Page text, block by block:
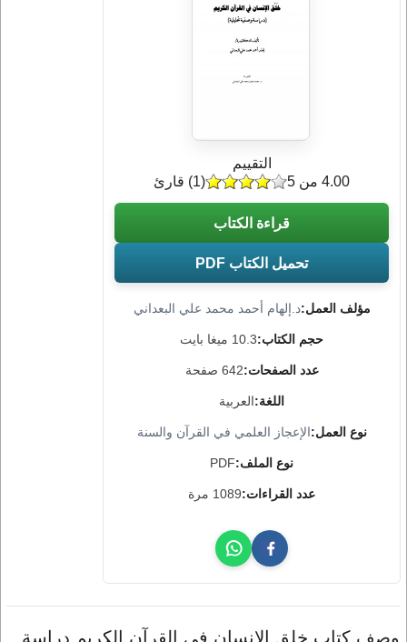
مؤلف العمل:د.إلهام أحمد محمد علي البعداني
حجم الكتاب:10.3 ميغا بايت
عدد الصفحات:642 صفحة
اللغة:العربية
نوع العمل:الإعجاز العلمي في القرآن والسنة
نوع الملف:PDF
عدد القراءات:1089 مرة
التقييم
(
1) قارئ 4.00 من 5
قراءة الكتاب
تحميل الكتاب PDF
وصف كتاب خلق الإنسان في القرآن الكريم دراسة